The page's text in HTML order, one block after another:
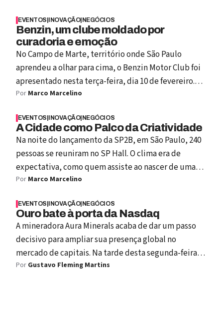
EVENTOS INOVAÇÃO| NEGÓCIOS
Benzin, um clube moldado por
curadoria e emoção
No Campo de Marte, território onde São Paulo
aprendeu a olhar para cima, o Benzin Motor Club foi
apresentado nesta terça-feira, dia 10 de fevereiro.
Não como produto. Não como evento. Mas como
nunca é neutro. Ele seleciona, filtra, delimita.
Escolhe quem sobe, quem observa e quem apenas
escuta o eco depois.
Por Marco Marcelino
EVENTOS INOVAÇÃO| NEGÓCIOS
A Cidade como Palco da Criatividade
Na noite do lançamento da SP2B, em São Paulo, 240
pessoas se reuniram no SP Hall. O clima era de
expectativa, como quem assiste ao nascer de uma
estrela. De um lado, Pacete conduzia a conversa com
do SXSW, carregava consigo 35 anos de experiência
em transformar uma ideia local de Austin em um
epicentro global da inovação.
Por Marco Marcelino
EVENTOS INOVAÇÃO| NEGÓCIOS
Ouro bate à porta da Nasdaq
A mineradora Aura Minerals acaba de dar um passo
decisivo para ampliar sua presença global no
mercado de capitais. Na tarde desta segunda-feira, 7
de julho, a empresa lançou oficialmente sua oferta
Por Gustavo Fleming Martins